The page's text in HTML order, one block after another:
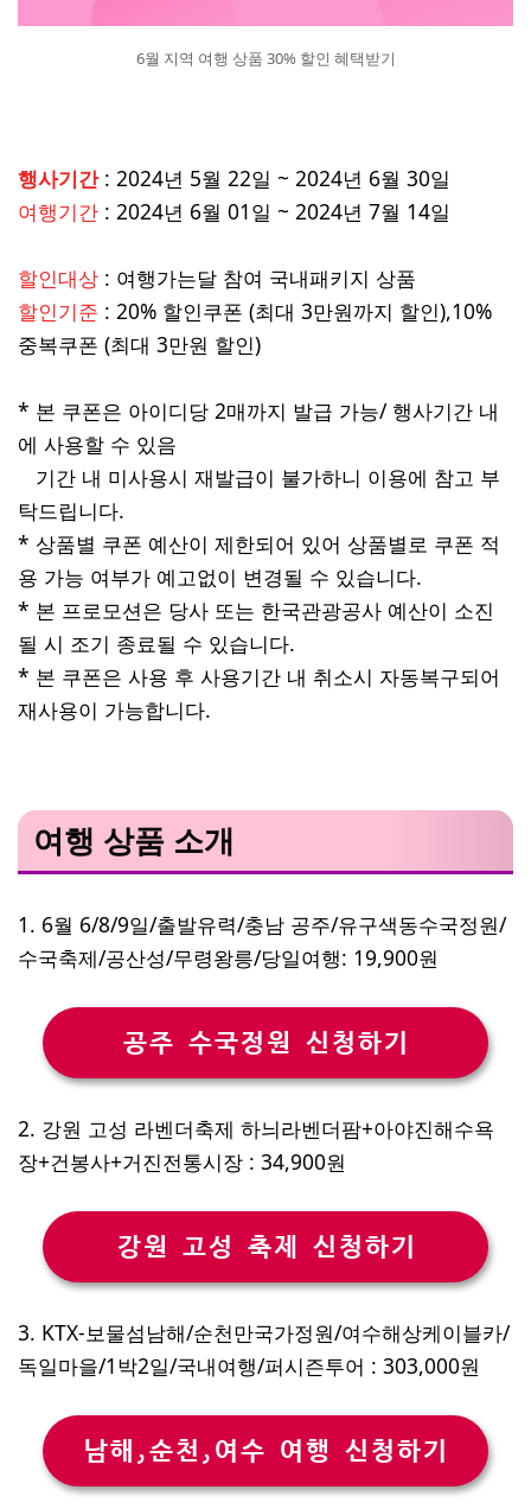
6월 지역 여행 상품 30% 할인 혜택받기
행사기간 : 2024년 5월 22일 ~ 2024년 6월 30일
여행기간 : 2024년 6월 01일 ~ 2024년 7월 14일
할인대상 : 여행가는달 참여 국내패키지 상품
할인기준 : 20% 할인쿠폰 (최대 3만원까지 할인),10%
중복쿠폰 (최대 3만원 할인)
* 본 쿠폰은 아이디당 2매까지 발급 가능/ 행사기간 내
에 사용할 수 있음
기간 내 미사용시 재발급이 불가하니 이용에 참고 부
탁드립니다.
* 상품별 쿠폰 예산이 제한되어 있어 상품별로 쿠폰 적
용 가능 여부가 예고없이 변경될 수 있습니다.
* 본 프로모션은 당사 또는 한국관광공사 예산이 소진
될 시 조기 종료될 수 있습니다.
* 본 쿠폰은 사용 후 사용기간 내 취소시 자동복구되어
재사용이 가능합니다.
여행 상품 소개
1. 6월 6/8/9일/출발유력/충남 공주/유구색동수국정원/
수국축제/공산성/무령왕릉/당일여행: 19,900원
공주 수국정원 신청하기
2. 강원 고성 라벤더축제 하늬라벤더팜+아야진해수욕
장+건봉사+거진전통시장 : 34,900원
강원 고성 축제 신청하기
3. KTX-보물섬남해/순천만국가정원/여수해상케이블카/
독일마을/1박2일/국내여행/퍼시즌투어 : 303,000원
남해,순천,여수 여행 신청하기